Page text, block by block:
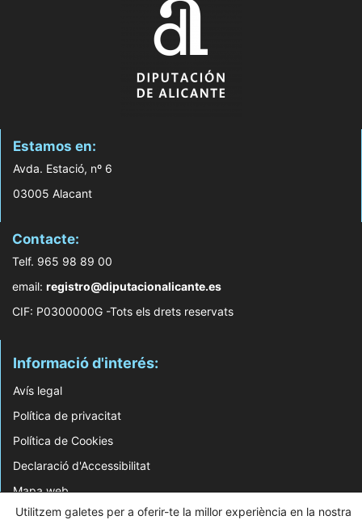
Estamos en:
Avda. Estació, nº 6
03005 Alacant
Contacte:
Telf. 965 98 89 00
email: registro@diputacionalicante.es
CIF: P0300000G -Tots els drets reservats
Informació d'interés:
Avís legal
Política de privacitat
Política de Cookies
Declaració d'Accessibilitat
Mapa web
Utilitzem galetes per a oferir-te la millor experiència en la nostra